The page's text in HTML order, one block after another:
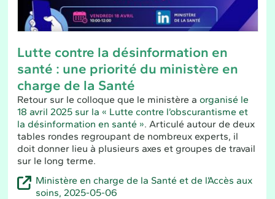
Lutte contre la désinformation en
santé : une priorité du ministère en
charge de la Santé
Retour sur le colloque que le ministère aorganisé le
18 avril 2025 sur la « Lutte contre l’obscurantisme et
la désinformation en santé ». Articulé autour de deux
tables rondes regroupant de nombreux experts, il
doit donner lieu à plusieurs axes et groupes de travail
sur le long terme.
Ministère en charge de la Santé et de l’Accès aux
soins, 2025-05-06